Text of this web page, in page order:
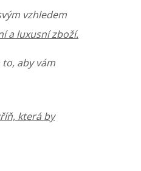
vzhledem
a luxusní zboží.
aby vám
která by